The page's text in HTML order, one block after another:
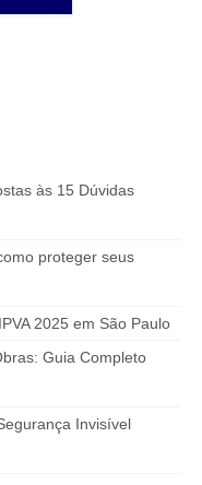
às 15 Dúvidas
proteger seus
2025 em São Paulo
Guia Completo
Invisível